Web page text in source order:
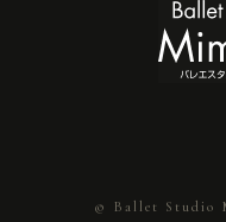
© Ballet Studio